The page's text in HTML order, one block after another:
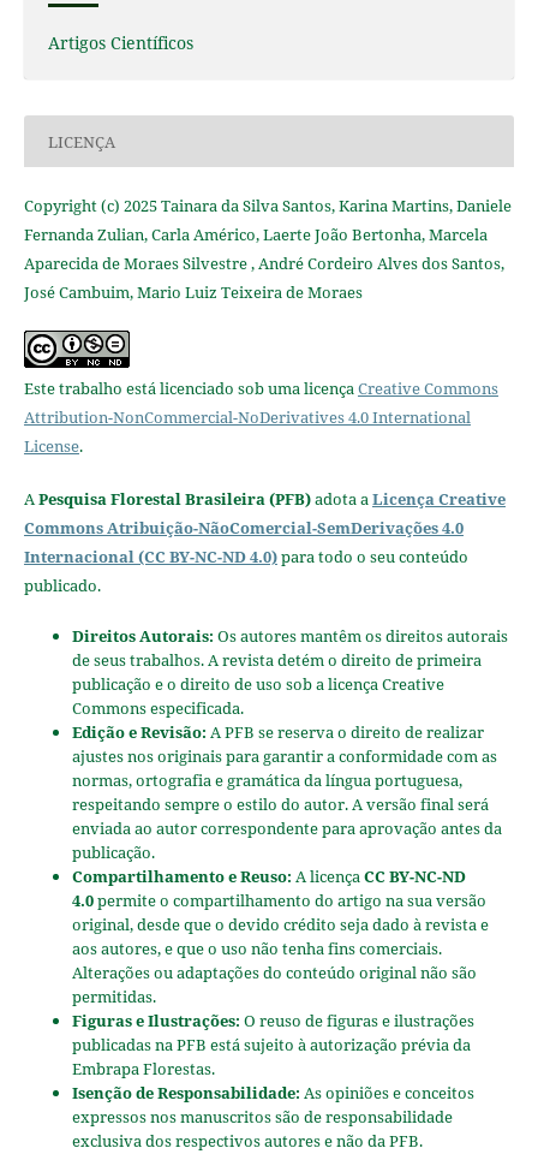
Artigos Científicos
LICENÇA
Copyright (c) 2025 Tainara da Silva Santos, Karina Martins, Daniele
Fernanda Zulian, Carla Américo, Laerte João Bertonha, Marcela
Aparecida de Moraes Silvestre , André Cordeiro Alves dos Santos,
José Cambuim, Mario Luiz Teixeira de Moraes
Este trabalho está licenciado sob uma licençaCreative Commons
Attribution-NonCommercial-NoDerivatives 4.0 International
License.
APesquisa Florestal Brasileira (PFB)adota aLicença Creative
Commons Atribuição-NãoComercial-SemDerivações 4.0
Internacional (CC BY-NC-ND 4.0)para todo o seu conteúdo
publicado.
Direitos Autorais: Os autores mantêm os direitos autorais
de seus trabalhos. A revista detém o direito de primeira
publicação e o direito de uso sob a licença Creative
Commons especificada.
Edição e Revisão: A PFB se reserva o direito de realizar
ajustes nos originais para garantir a conformidade com as
normas, ortografia e gramática da língua portuguesa,
respeitando sempre o estilo do autor. A versão final será
enviada ao autor correspondente para aprovação antes da
publicação.
Compartilhamento e Reuso: A licençaCC BY-NC-ND
4.0permite o compartilhamento do artigo na sua versão
original, desde que o devido crédito seja dado à revista e
aos autores, e que o uso não tenha fins comerciais.
Alterações ou adaptações do conteúdo original não são
permitidas.
Figuras e Ilustrações: O reuso de figuras e ilustrações
publicadas na PFB está sujeito à autorização prévia da
Embrapa Florestas.
Isenção de Responsabilidade: As opiniões e conceitos
expressos nos manuscritos são de responsabilidade
exclusiva dos respectivos autores e não da PFB.